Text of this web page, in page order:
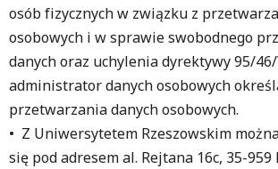
osób fizycznych w związku z
osobowych i w sprawie swobodnego
danych oraz uchylenia dyrektywy 95/46/
administrator danych osobowych
przetwarzania danych osobowych.
• Z Uniwersytetem Rzeszowskim
się pod adresem al. Rejtana 16c, 35-959